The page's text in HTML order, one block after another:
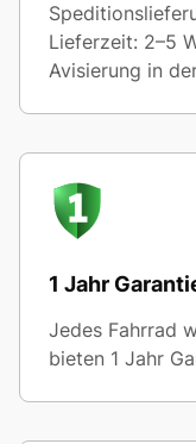
Lieferzeit: 2–5
Avisierung in
1 Jahr
Jedes Fahrrad
bieten 1 Jahr